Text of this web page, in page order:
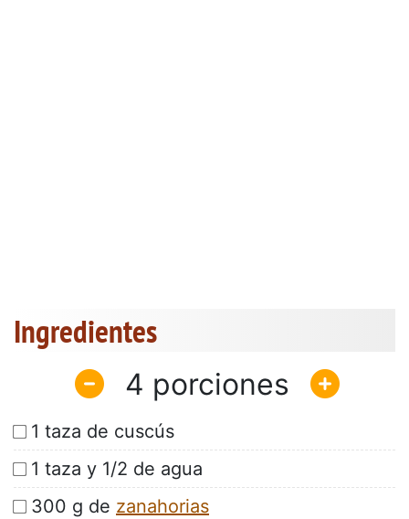
Ingredientes
4
1 taza de cuscús
1 taza y 1/2 de agua
300 g de zanahorias